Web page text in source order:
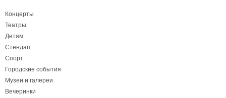
Концерты
Театры
Детям
Стендап
Спорт
Городские события
Музеи и галереи
Вечеринки